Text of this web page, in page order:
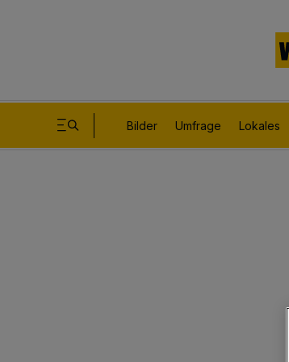
Bilder Umfrage Lokales